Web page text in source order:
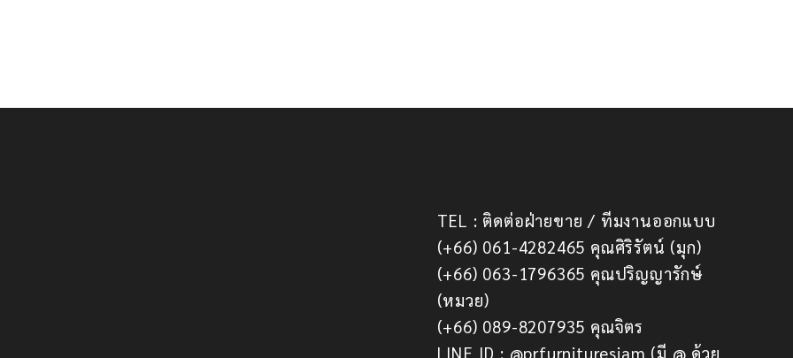
TEL : ติดต่อฝ่ายขาย / ทีมงานออกแบบ
(+66) 061-4282465 คุณศิริรัตน์ (มุก)
(+66) 063-1796365 คุณปริญญารักษ์
(หมวย)
(+66) 089-8207935 คุณจิตร
LINE ID : @prfurnituresiam (มี @ ด้วย